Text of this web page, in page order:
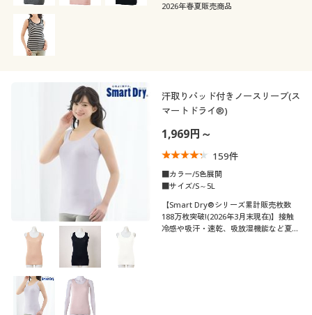
2026年春夏販売商品
汗取りパッド付きノースリーブ(ス
マートドライ®)
1,969円～
159件
■カラー/5色展開
■サイズ/S～5L
【Smart Dry®シリーズ累計販売枚数
188万枚突破!(2026年3月末現在)】接触
冷感や吸汗・速乾、吸放湿機能など夏に